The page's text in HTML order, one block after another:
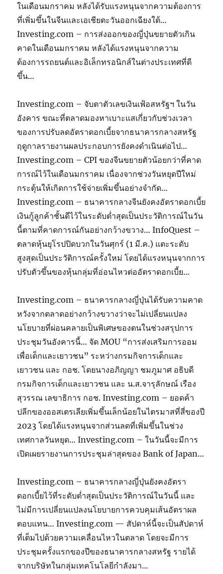
ในเดือนมกราคม หลังได้รับแรงหนุนจากความต้องการ
ที่เพิ่มขึ้นในจีนและเอเชียตะวันออกเฉียงใต้…
Investing.com – การส่งออกของญี่ปุ่นขยายตัวเกิน
คาดในเดือนมกราคม หลังได้แรงหนุนจากความ
ต้องการรถยนต์และอิเล็กทรอนิกส์ในต่างประเทศที่ดี
ขึ้น…
Investing.com – จับตาตัวเลขเงินเฟ้อสหรัฐฯ ในวัน
อังคาร ขณะที่ตลาดมองหาเบาะแสเกี่ยวกับช่วงเวลา
ของการปรับลดอัตราดอกเบี้ยจากธนาคารกลางสหรัฐ
ฤดูกาลรายงานผลประกอบการยังคงดำเนินต่อไป…
Investing.com – CPI ของจีนขยายตัวน้อยกว่าที่คาด
การณ์ไว้ในเดือนมกราคม เนื่องจากช่วงวันหยุดปีใหม่
กระตุ้นให้เกิดการใช้จ่ายเพิ่มขึ้นอย่างจำกัด…
Investing.com – ธนาคารกลางจีนยังคงอัตราดอกเบี้ย
เงินกู้ลูกค้าชั้นดีไว้ในระดับต่ำสุดเป็นประวัติการณ์ในวัน
นี้ตามที่คาดการณ์กันอย่างกว้างขวาง… InfoQuest –
ตลาดหุ้นยุโรปปิดบวกในวันศุกร์ (1 มี.ค.) แตะระดับ
สูงสุดเป็นประวัติการณ์ครั้งใหม่ โดยได้แรงหนุนจากการ
ปรับตัวขึ้นของหุ้นกลุ่มที่อ่อนไหวต่ออัตราดอกเบี้ย…
Investing.com – ธนาคารกลางญี่ปุ่นได้รับความคาด
หวังจากตลาดอย่างกว้างขวางว่าจะไม่เปลี่ยนแปลง
นโยบายที่ผ่อนคลายเป็นพิเศษของตนในช่วงสรุปการ
ประชุมวันอังคารนี้… จัด MOU “การส่งเสริมการออม
เพื่อเด็กและเยาวชน” ระหว่างกรมกิจการเด็กและ
เยาวชน และ กอช. โดยนางอภิญญา ชมภูมาศ อธิบดี
กรมกิจการเด็กและเยาวชน และ น.ส.จารุลักษณ์ เรือง
สุวรรณ เลขาธิการ กอช. Investing.com – ยอดค้า
ปลีกของออสเตรเลียเพิ่มขึ้นเล็กน้อยในไตรมาสที่สี่ของปี
2023 โดยได้แรงหนุนจากส่วนลดที่เพิ่มขึ้นในช่วง
เทศกาลวันหยุด… Investing.com – ในวันนี้จะมีการ
เปิดเผยรายงานการประชุมล่าสุดของ Bank of Japan…
Investing.com – ธนาคารกลางญี่ปุ่นยังคงอัตรา
ดอกเบี้ยไว้ที่ระดับต่ำสุดเป็นประวัติการณ์ในวันนี้ และ
ไม่มีการเปลี่ยนแปลงนโยบายการควบคุมเส้นอัตราผล
ตอบแทน… Investing.com — สัปดาห์นี้จะเป็นสัปดาห์
ที่เต็มไปด้วยความเคลื่อนไหวในตลาด โดยจะมีการ
ประชุมครั้งแรกของปีของธนาคารกลางสหรัฐ รายได้
จากบริษัทในกลุ่มเทคโนโลยีกำลังมา…